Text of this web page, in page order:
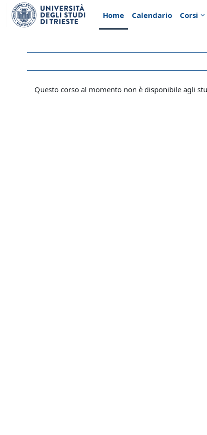
Vai al contenuto principale
Home
Calendario Corsi
Questo corso al momento non è disponibile agli